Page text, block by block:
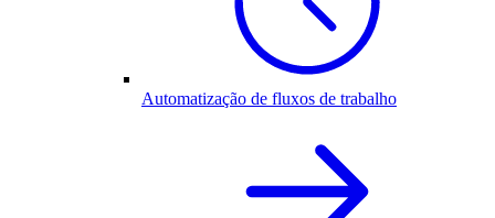
Automatização de fluxos de trabalho